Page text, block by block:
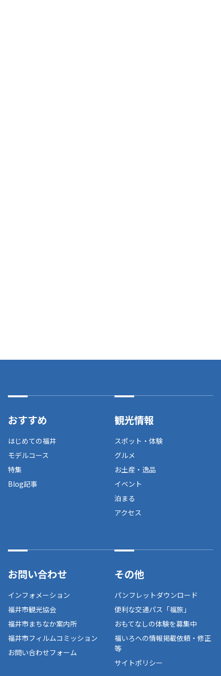
おすすめ
はじめての福井
モデルコース
特集
Blog記事
観光情報
スポット・体験
グルメ
お土産・逸品
イベント
泊まる
アクセス
お問い合わせ
インフォメーション
福井市観光協会
福井市まちなか案内所
福井市フィルムコミッション
お問い合わせフォーム
その他
パンフレットダウンロード
便利な交通パス「福旅」
おもてなしの体験を募集中
福いろへの情報掲載依頼・修正
等
サイトポリシー